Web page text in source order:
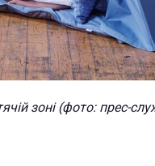
зоні (фото: прес-